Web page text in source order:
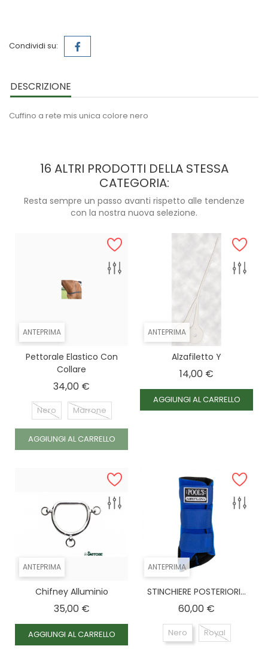
Condividi su:
DESCRIZIONE
Cuffino a rete mis unica colore nero
16 ALTRI PRODOTTI DELLA STESSA
CATEGORIA:
Resta sempre un passo avanti rispetto alle tendenze
con la nostra nuova selezione.
ANTEPRIMA
Pettorale Elastico Con
Collare
34,00 €
Nero Marrone
AGGIUNGI AL CARRELLO
ANTEPRIMA
Alzafiletto Y
14,00 €
AGGIUNGI AL CARRELLO
ANTEPRIMA
Chifney Alluminio
35,00 €Prezzo
AGGIUNGI AL CARRELLO
ANTEPRIMA
STINCHIERE POSTERIORI...
60,00 €
Nero Royal